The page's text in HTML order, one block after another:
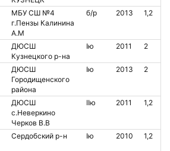
МБУ СШ №4
г.Пензы Калинина
А.М
б/р 2013 1,2
ДЮСШ
Кузнецкого р-на
Iю 2011 2
ДЮСШ
Городищенского
района
Iю 2013 2
ДЮСШ
с.Неверкино
Черков В.В
IIю 2011 1,2
Сердобский р-н Iю 2010 1,2